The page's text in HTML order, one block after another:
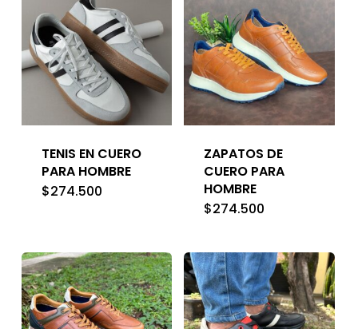
TENIS EN CUERO
PARA HOMBRE
$274.500
ZAPATOS DE
CUERO PARA
HOMBRE
$274.500